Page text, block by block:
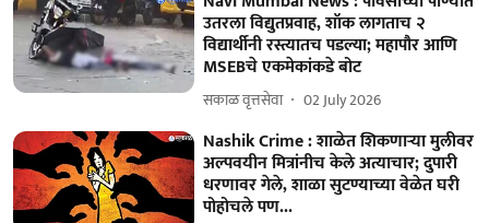
उतरला विद्युतप्रवाह, शॉक लागताच २
विद्यार्थीनी रस्त्यातच पडल्या; महापौर आणि
MSEBचे एकमेकांकडे बोट
सकाळ वृत्तसेवा 02 July 2026
Nashik Crime : शाळेत शिकणाऱ्या मुलीवर
अल्पवयीन मित्रांनीच केले अत्याचार; दुपारी
धरणावर गेले, शाळा सुटण्याच्या वेळेत घरी
पोहोचले पण...